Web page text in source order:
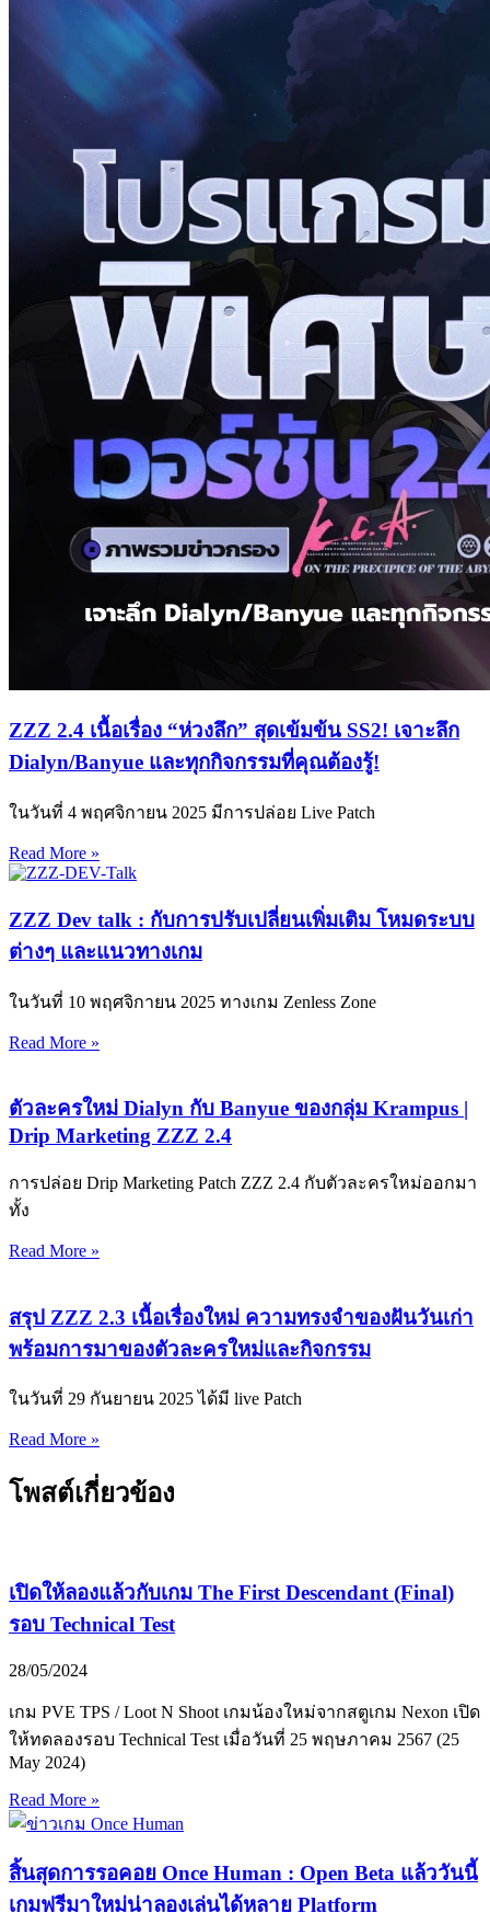
ZZZ 2.4 เนื้อเรื่อง “ห่วงลึก” สุดเข้มข้น SS2! เจาะลึก
Dialyn/Banyue และทุกกิจกรรมที่คุณต้องรู้!
ในวันที่ 4 พฤศจิกายน 2025 มีการปล่อย Live Patch
Read More »
ZZZ Dev talk : กับการปรับเปลี่ยนเพิ่มเติม โหมดระบบ
ต่างๆ และแนวทางเกม
ในวันที่ 10 พฤศจิกายน 2025 ทางเกม Zenless Zone
Read More »
ตัวละครใหม่ Dialyn กับ Banyue ของกลุ่ม Krampus |
Drip Marketing ZZZ 2.4
การปล่อย Drip Marketing Patch ZZZ 2.4 กับตัวละครใหม่ออกมา
ทั้ง
Read More »
สรุป ZZZ 2.3 เนื้อเรื่องใหม่ ความทรงจำของฝันวันเก่า
พร้อมการมาของตัวละครใหม่และกิจกรรม
ในวันที่ 29 กันยายน 2025 ได้มี live Patch
Read More »
โพสต์เกี่ยวข้อง
เปิดให้ลองแล้วกับเกม The First Descendant (Final)
รอบ Technical Test
28/05/2024
เกม PVE TPS / Loot N Shoot เกมน้องใหม่จากสตูเกม Nexon เปิด
ให้ทดลองรอบ Technical Test เมื่อวันที่ 25 พฤษภาคม 2567 (25
May 2024)
Read More »
สิ้นสุดการรอคอย Once Human : Open Beta แล้ววันนี้
เกมฟรีมาใหม่น่าลองเล่นได้หลาย Platform